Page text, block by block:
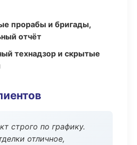
прорабы и бригады,
отчёт
технадзор и скрытые
строго по графику.
отличное,